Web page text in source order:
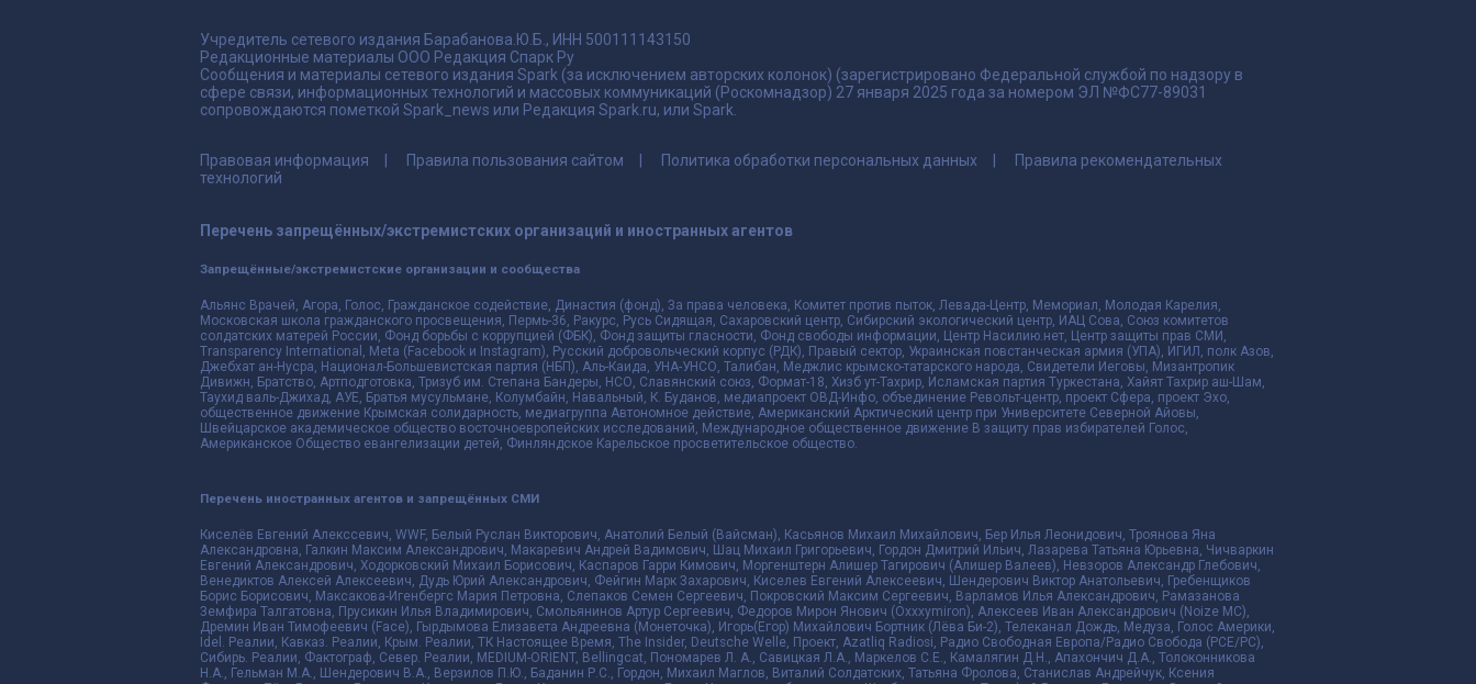
Учредитель сетевого издания Барабанова.Ю.Б., ИНН 500111143150
Редакционные материалы ООО Редакция Спарк Ру
Сообщения и материалы сетевого издания Spark (за исключением авторских колонок) (зарегистрировано Федеральной службой по надзору в
сфере связи, информационных технологий и массовых коммуникаций (Роскомнадзор) 27 января 2025 года за номером ЭЛ №ФС77-89031
сопровождаются пометкой Spark_news или Редакция Spark.ru, или Spark.
Правовая информация Правила пользования сайтом Политика обработки персональных данных
Правила рекомендательных
технологий
Перечень запрещённых/экстремистских организаций и иностранных агентов
Запрещённые/экстремистские организации и сообщества
Альянс Врачей, Агора, Голос, Гражданское содействие, Династия (фонд), За права человека, Комитет против пыток, Левада-Центр, Мемориал, Молодая Карелия,
Московская школа гражданского просвещения, Пермь-36, Ракурс, Русь Сидящая, Сахаровский центр, Сибирский экологический центр, ИАЦ Сова, Союз комитетов
солдатских матерей России, Фонд борьбы с коррупцией (ФБК), Фонд защиты гласности, Фонд свободы информации, Центр Насилию.нет, Центр защиты прав СМИ,
Transparency International, Meta (Facebook и Instagram), Русский добровольческий корпус (РДК), Правый сектор, Украинская повстанческая армия (УПА), ИГИЛ, полк Азов,
Джебхат ан-Нусра, Национал-Большевистская партия (НБП), Аль-Каида, УНА-УНСО, Талибан, Меджлис крымско-татарского народа, Свидетели Иеговы, Мизантропик
Дивижн, Братство, Артподготовка, Тризуб им. Степана Бандеры, НСО, Славянский союз, Формат-18, Хизб ут-Тахрир, Исламская партия Туркестана, Хайят Тахрир аш-Шам,
Таухид валь-Джихад, АУЕ, Братья мусульмане, Колумбайн, Навальный, К. Буданов, медиапроект ОВД-Инфо, объединение Револьт-центр, проект Сфера, проект Эхо,
общественное движение Крымская солидарность, медиагруппа Автономное действие, Американский Арктический центр при Университете Северной Айовы,
Швейцарское академическое общество восточноевропейских исследований, Международное общественное движение В защиту прав избирателей Голос,
Американское Общество евангелизации детей, Финляндское Карельское просветительское общество.
Перечень иностранных агентов и запрещённых СМИ
Киселёв Евгений Алекссевич, WWF, Белый Руслан Викторович, Анатолий Белый (Вайсман), Касьянов Михаил Михайлович, Бер Илья Леонидович, Троянова Яна
Александровна, Галкин Максим Александрович, Макаревич Андрей Вадимович, Шац Михаил Григорьевич, Гордон Дмитрий Ильич, Лазарева Татьяна Юрьевна, Чичваркин
Евгений Александрович, Ходорковский Михаил Борисович, Каспаров Гарри Кимович, Моргенштерн Алишер Тагирович (Алишер Валеев), Невзоров Александр Глебович,
Венедиктов Алексей Алексеевич, Дудь Юрий Александрович, Фейгин Марк Захарович, Киселев Евгений Алексеевич, Шендерович Виктор Анатольевич, Гребенщиков
Борис Борисович, Максакова-Игенбергс Мария Петровна, Слепаков Семен Сергеевич, Покровский Максим Сергеевич, Варламов Илья Александрович, Рамазанова
Земфира Талгатовна, Прусикин Илья Владимирович, Смольянинов Артур Сергеевич, Федоров Мирон Янович (Oxxxymiron), Алексеев Иван Александрович (Noize MC),
Дремин Иван Тимофеевич (Face), Гырдымова Елизавета Андреевна (Монеточка), Игорь(Егор) Михайлович Бортник (Лёва Би-2), Телеканал Дождь, Медуза, Голос Америки,
Idel. Реалии, Кавказ. Реалии, Крым. Реалии, ТК Настоящее Время, The Insider, Deutsche Welle, Проект, Azatliq Radiosi, Радио Свободная Европа/Радио Свобода (PCE/PC),
Сибирь. Реалии, Фактограф, Север. Реалии, MEDIUM-ORIENT, Bellingcat, Пономарев Л. А., Савицкая Л.А., Маркелов С.Е., Камалягин Д.Н., Апахончич Д.А., Толоконникова
Н.А., Гельман М.А., Шендерович В.А., Верзилов П.Ю., Баданин Р.С., Гордон, Михаил Маглов, Виталий Солдатских, Татьяна Фролова, Станислав Андрейчук, Ксения